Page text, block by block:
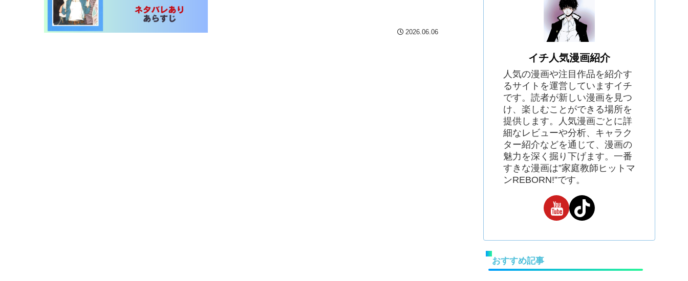
2026.06.06
イチ人気漫画紹介
人気の漫画や注目作品を紹介す
るサイトを運営していますイチ
です。読者が新しい漫画を見つ
け、楽しむことができる場所を
提供します。人気漫画ごとに詳
細なレビューや分析、キャラク
ター紹介などを通じて、漫画の
魅力を深く掘り下げます。一番
すきな漫画は”家庭教師ヒットマ
ンREBORN!”です。
おすすめ記事